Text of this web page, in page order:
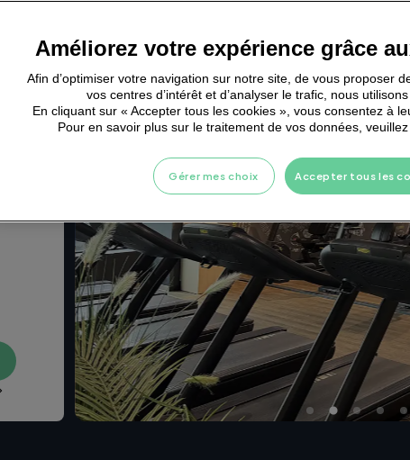
Améliorez votre expérience grâce
Afin d’optimiser votre navigation sur notre site, de vous proposer
vos centres d’intérêt et d’analyser le trafic, nous
En cliquant sur « Accepter tous les cookies », vous consentez à
Pour en savoir plus sur le traitement de vos données,
Accepter tous les
Gérer mes choix